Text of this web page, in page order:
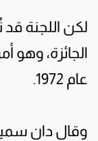
لكن اللجنة
عام 1972.
وقال دان